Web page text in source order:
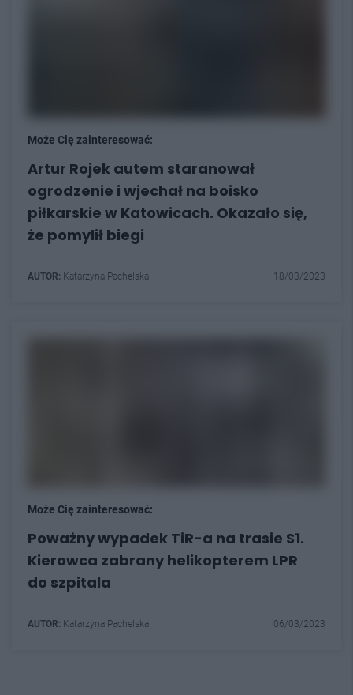
Może Cię zainteresować:
Artur Rojek autem staranował
ogrodzenie i wjechał na boisko
piłkarskie w Katowicach. Okazało się,
że pomylił biegi
AUTOR: Katarzyna Pachelska 18/03/2023
Może Cię zainteresować:
Poważny wypadek TiR-a na trasie S1.
Kierowca zabrany helikopterem LPR
do szpitala
AUTOR: Katarzyna Pachelska 06/03/2023